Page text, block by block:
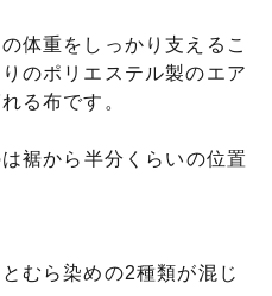
体重をしっかり支えるこ
のポリエステル製のエア
る布です。
裾から半分くらいの位置
むら染めの2種類が混じ